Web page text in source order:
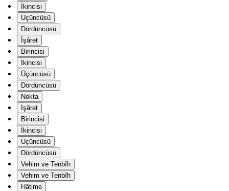
İkincisi
Üçüncüsü
Dördüncüsü
İşâret
Birincisi
İkincisi
Üçüncüsü
Dördüncüsü
Nokta
İşâret
Birincisi
İkincisi
Üçüncüsü
Dördüncüsü
Vehim ve Tenbîh
Vehim ve Tenbîh
Hâtime